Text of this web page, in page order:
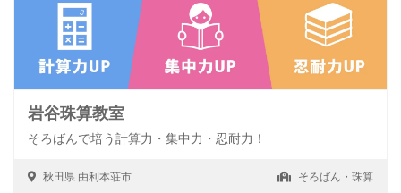
岩谷珠算教室
そろばんで培う計算力・集中力・忍耐力！
秋田県 由利本荘市 そろばん・珠算